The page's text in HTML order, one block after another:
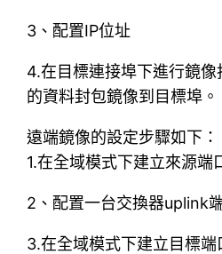
3、配置IP位址
4.在目標連接埠下進行鏡
的資料封包鏡像到目標埠。
遠端鏡像的設定步驟如下：
1.在全域模式下建立來源端
2、配置一台交換器uplink
3.在全域模式下建立目標端